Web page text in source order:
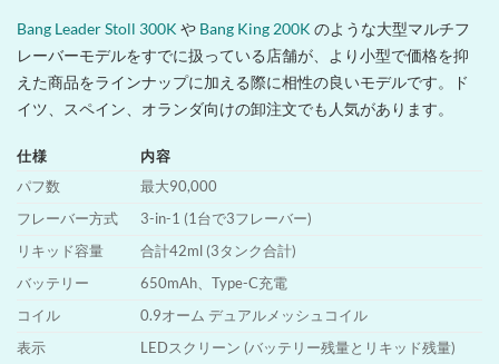
Bang Leader Stoll 300K や Bang King 200K のような大型マルチフ
レーバーモデルをすでに扱っている店舗が、より小型で価格を抑
えた商品をラインナップに加える際に相性の良いモデルです。ド
イツ、スペイン、オランダ向けの卸注文でも人気があります。
仕様
内容
パフ数
最大90,000
フレーバー方式
3-in-1 (1台で3フレーバー)
リキッド容量
合計42ml (3タンク合計)
バッテリー
650mAh、Type-C充電
コイル
0.9オーム デュアルメッシュコイル
表示
LEDスクリーン (バッテリー残量とリキッド残量)